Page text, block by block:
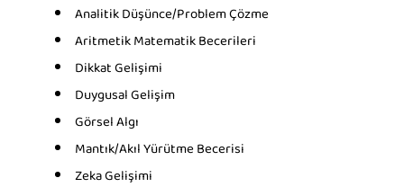
Analitik Düşünce/Problem Çözme
Aritmetik Matematik Becerileri
Dikkat Gelişimi
Duygusal Gelişim
Görsel Algı
Mantık/Akıl Yürütme Becerisi
Zeka Gelişimi